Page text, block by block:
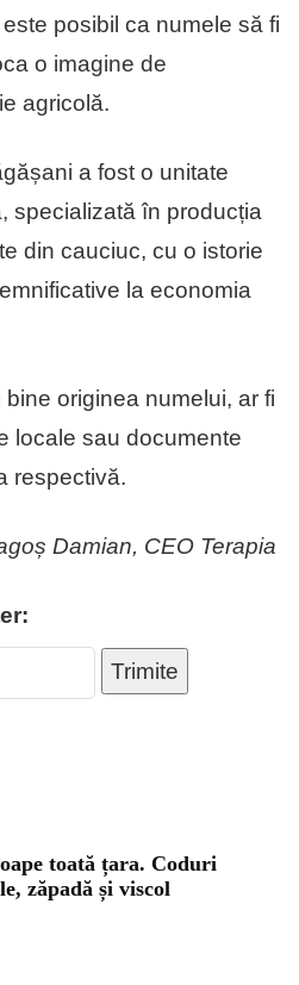
posibil ca numele să fi
o imagine de
agricolă.
a fost o unitate
specializată în producția
din cauciuc, cu o istorie
la economia
originea numelui, ar fi
locale sau documente
respectivă.
Damian, CEO Terapia
Trimite
toată țara. Coduri
zăpadă și viscol